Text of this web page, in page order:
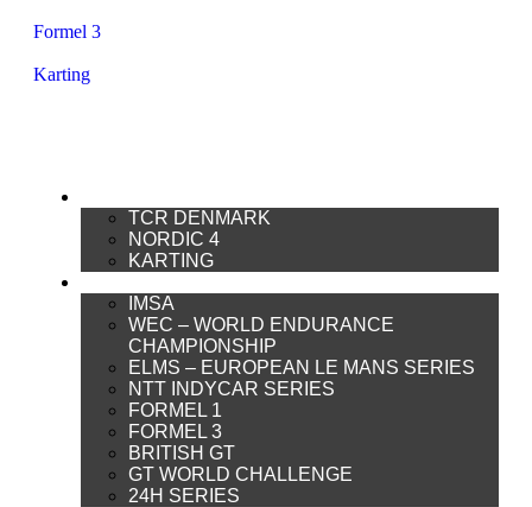
Formel 3
Karting
TCR DENMARK
NORDIC 4
KARTING
IMSA
WEC – WORLD ENDURANCE
CHAMPIONSHIP
ELMS – EUROPEAN LE MANS SERIES
NTT INDYCAR SERIES
FORMEL 1
FORMEL 3
BRITISH GT
GT WORLD CHALLENGE
24H SERIES